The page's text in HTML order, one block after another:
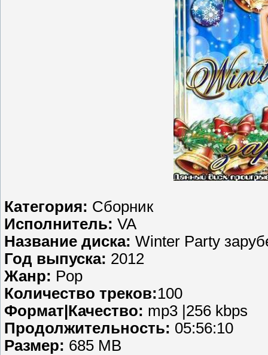
Категория: Сборник
Исполнитель: VA
Название диска: Winter Party
Год выпуска: 2012
Жанр: Pop
Количество треков:100
Формат|Качество: mp3 |256 kbps
Продолжительность: 05:56:10
Размер: 685 MB